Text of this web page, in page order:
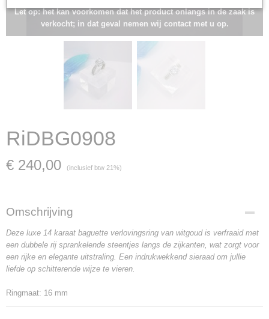
Let op: het kan voorkomen dat het product onlangs in de zaak is
verkocht; in dat geval nemen wij contact met u op.
RiDBG0908
€ 240,00 (inclusief btw 21%)
Omschrijving
Deze luxe 14 karaat baguette verlovingsring van witgoud is verfraaid met
een dubbele rij sprankelende steentjes langs de zijkanten, wat zorgt voor
een rijke en elegante uitstraling. Een indrukwekkend sieraad om jullie
liefde op schitterende wijze te vieren.
Ringmaat: 16 mm